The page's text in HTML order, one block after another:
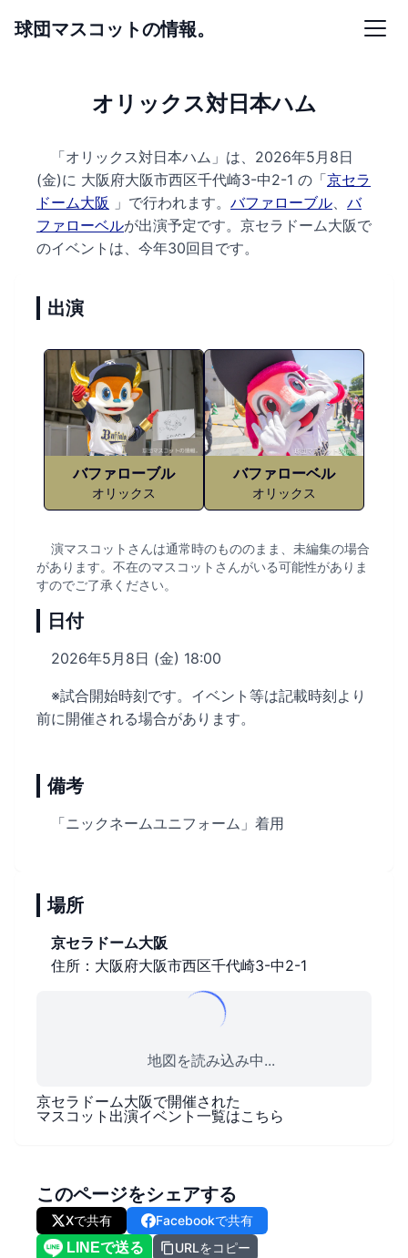
球団マスコットの情報。
オリックス対日本ハム
「オリックス対日本ハム」は、2026年5月8日
(金)に 大阪府大阪市西区千代崎3-中2-1 の 「京セラ
ドーム大阪
」で行われます。 バファローブル、 バ
ファローベルが出演予定です。 京セラドーム大阪で
のイベントは、今年30回目です。
出演
バファローブル
オリックス
バファローベル
オリックス
演マスコットさんは通常時のもののまま、未編集の場合
があります。不在のマスコットさんがいる可能性がありま
すのでご了承ください。
日付
2026年5月8日 (金) 18:00
※試合開始時刻です。イベント等は記載時刻より
前に開催される場合があります。
備考
「ニックネームユニフォーム」着用
場所
京セラドーム大阪
住所：大阪府大阪市西区千代崎3-中2-1
地図を読み込み中...
京セラドーム大阪で開催された
マスコット出演イベント一覧はこちら
このページをシェアする
Xで共有
Facebookで共有
URLをコピー